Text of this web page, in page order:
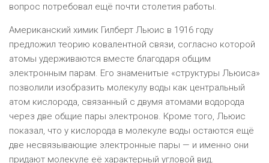
вопрос потребовал ещё почти столетия работы.
Американский химик Гилберт Льюис в 1916 году
предложил теорию ковалентной связи, согласно которой
атомы удерживаются вместе благодаря общим
электронным парам. Его знаменитые «структуры Льюиса»
позволили изобразить молекулу воды как центральный
атом кислорода, связанный с двумя атомами водорода
через две общие пары электронов. Кроме того, Льюис
показал, что у кислорода в молекуле воды остаются ещё
две несвязывающие электронные пары — и именно они
придают молекуле её характерный угловой вид.